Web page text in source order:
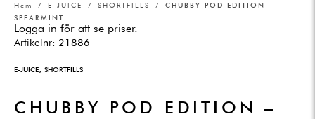
Hem / E-JUICE / SHORTFILLS
/ CHUBBY POD EDITION –
SPEARMINT
Logga in för att se priser.
Artikelnr: 21886
E-JUICE, SHORTFILLS
CHUBBY POD EDITION –